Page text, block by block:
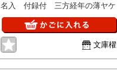
名入 付録付 三方経年の薄ヤケ
文庫櫂